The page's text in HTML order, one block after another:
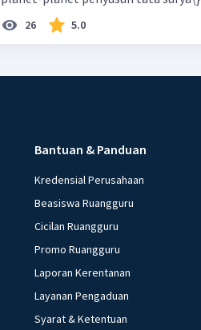
26 5.0
Bantuan & Panduan
Kredensial Perusahaan
Beasiswa Ruangguru
Cicilan Ruangguru
Promo Ruangguru
Laporan Kerentanan
Layanan Pengaduan
Syarat & Ketentuan